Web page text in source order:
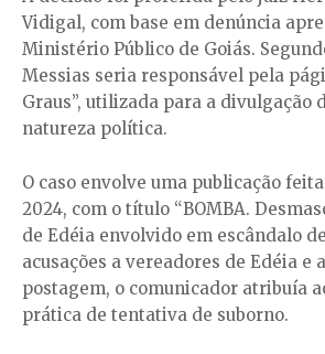
Vidigal, com base em denúncia
Ministério Público de Goiás.
Messias seria responsável pela
Graus”, utilizada para a divulgação
natureza política.
O caso envolve uma publicação
2024, com o título “BOMBA.
de Edéia envolvido em escândalo
acusações a vereadores de Edéia e
postagem, o comunicador atribuía
prática de tentativa de suborno.